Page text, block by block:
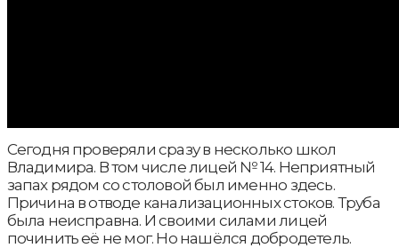
Сегодня проверяли сразу в несколько школ
Владимира. В том числе лицей № 14. Неприятный
запах рядом со столовой был именно здесь.
Причина в отводе канализационных стоков. Труба
была неисправна. И своими силами лицей
починить её не мог. Но нашёлся добродетель.